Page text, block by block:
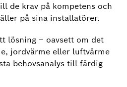
de krav på kompetens och
på sina installatörer.
lösning – oavsett om det
jordvärme eller luftvärme
behovsanalys till färdig